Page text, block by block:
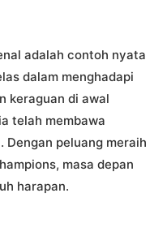
adalah contoh nyata
dalam menghadapi
keraguan di awal
telah membawa
Dengan peluang meraih
masa depan
harapan.